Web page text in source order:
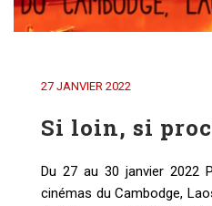
27 JANVIER 2022
Si loin, si
Du 27 au 30 janvier 2022
cinémas du Cambodge,